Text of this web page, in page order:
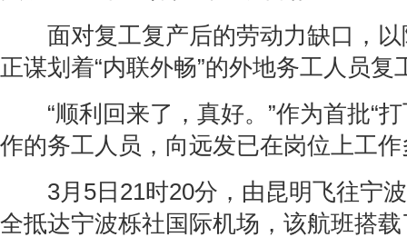
面对复工复产后的劳动力缺口，以
正谋划着“内联外畅”的外地务工人员复
“顺利回来了，真好。”作为首批“打
作的务工人员，向远发已在岗位上工
3月5日21时20分，由昆明飞往宁波
全抵达宁波栎社国际机场，该航班搭